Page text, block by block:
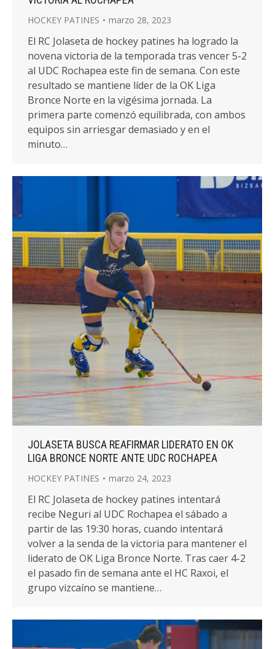
HOCKEY PATINES marzo 28, 2023
El RC Jolaseta de hockey patines ha logrado la
novena victoria de la temporada tras vencer 5-2
al UDC Rochapea este fin de semana. Con este
resultado se mantiene líder de la OK Liga
Bronce Norte en la vigésima jornada. La
primera parte comenzó equilibrada, con ambos
equipos sin arriesgar demasiado y en el
minuto…
JOLASETA BUSCA REAFIRMAR LIDERATO EN OK
LIGA BRONCE NORTE ANTE UDC ROCHAPEA
HOCKEY PATINES marzo 24, 2023
El RC Jolaseta de hockey patines intentará
recibe Neguri al UDC Rochapea el sábado a
partir de las 19:30 horas, cuando intentará
volver a la senda de la victoria para mantener el
liderato de OK Liga Bronce Norte. Tras caer 4-2
el pasado fin de semana ante el HC Raxoi, el
grupo vizcaíno se mantiene…